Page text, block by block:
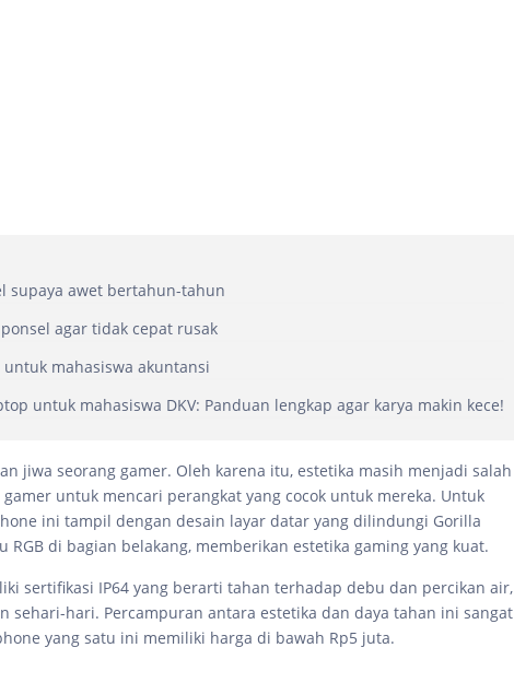
supaya awet bertahun-tahun
agar tidak cepat rusak
mahasiswa akuntansi
untuk mahasiswa DKV: Panduan lengkap agar karya makin kece!
jiwa seorang gamer. Oleh karena itu, estetika masih menjadi salah
untuk mencari perangkat yang cocok untuk mereka. Untuk
ini tampil dengan desain layar datar yang dilindungi Gorilla
RGB di bagian belakang, memberikan estetika gaming yang kuat.
sertifikasi IP64 yang berarti tahan terhadap debu dan percikan air,
sehari-hari. Percampuran antara estetika dan daya tahan ini sangat
yang satu ini memiliki harga di bawah Rp5 juta.